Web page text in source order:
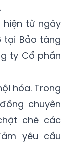
từ ngày
Bảo tàng
ty Cổ phần
hóa. Trong
chuyên
chẽ các
yêu cầu